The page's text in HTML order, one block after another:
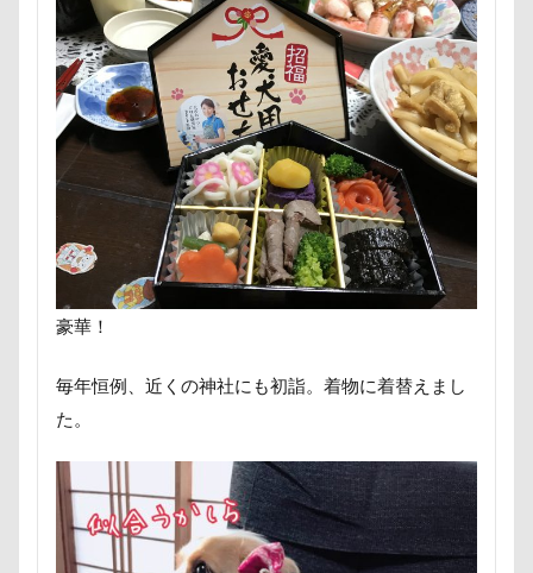
豪華！
毎年恒例、近くの神社にも初詣。着物に着替えまし
た。
国営みちのく杜の湖畔公園
困惑顔
噛み噛み
哀愁
吾妻郡 吹き出し皿
君津市
吐いた
名護市 夕食
多頭飼い記念日
室内トレーニング
天空の遊覧カート
実はすごい
宝登山
宇宙犬スヌード
子犬のワルツ
嬬恋村
妖怪アンテナ
奇跡体験！アンビリーバボー
太閤山ランド
天狗山プレイランド
夢の島
天然記念物
ホームセンター
ホタルイカ
ホタルちゃん
ホクロ
ペーターくん
ペンダント
ペンション・ブランシェ草津
ペンション